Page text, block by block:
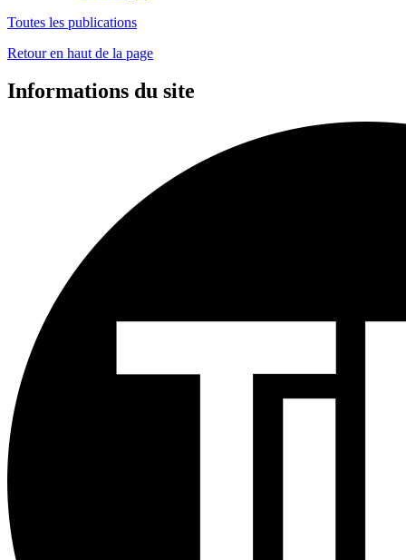
Toutes les publications
Retour en haut de la page
Informations du site